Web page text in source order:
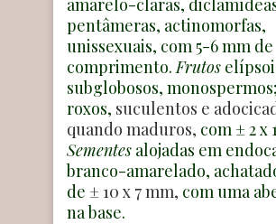
pentâmeras, actinomorfas,
unissexuais, com 5-6 mm de
comprimento. Frutos
subglobosos, monospermos;
roxos, suculentos e
quando maduros, com ± 2 x
Sementes alojadas em
branco-amarelado,
de ± 10 x 7 mm, com uma
na base.